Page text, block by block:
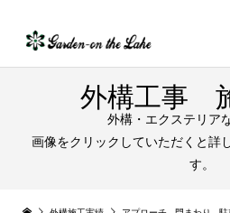
外構工事
外構・エクステリア
画像をクリックしていただくと詳
す。